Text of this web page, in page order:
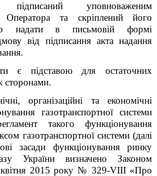
підписаний уповноваженим
Оператора та скріплений його
надати в письмовій формі
від підписання акта надання
є підставою для остаточних
сторонами.
організаційні та економічні
газотранспортної системи
такого функціонування
газотранспортної системи (далі
засади функціонування ринку
України визначено Законом
квітня 2015 року № 329-VIII «Про